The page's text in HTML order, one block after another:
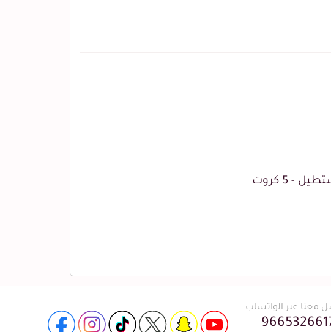
- 5 كروت
معنا عبر الواتساب